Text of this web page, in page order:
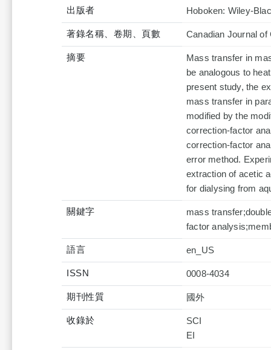
出版者 Hoboken: Wiley-
著錄名稱、卷期、頁數 Canadian Journal
摘要
Mass transfer in
be analogous to
present study, the
mass transfer in
modified by the
correction-factor
correction-factor
error method.
extraction of acetic
for dialysing from
關鍵字
mass
factor
語言 en_US
ISSN 0008-4034
期刊性質 國外
收錄於
SCI